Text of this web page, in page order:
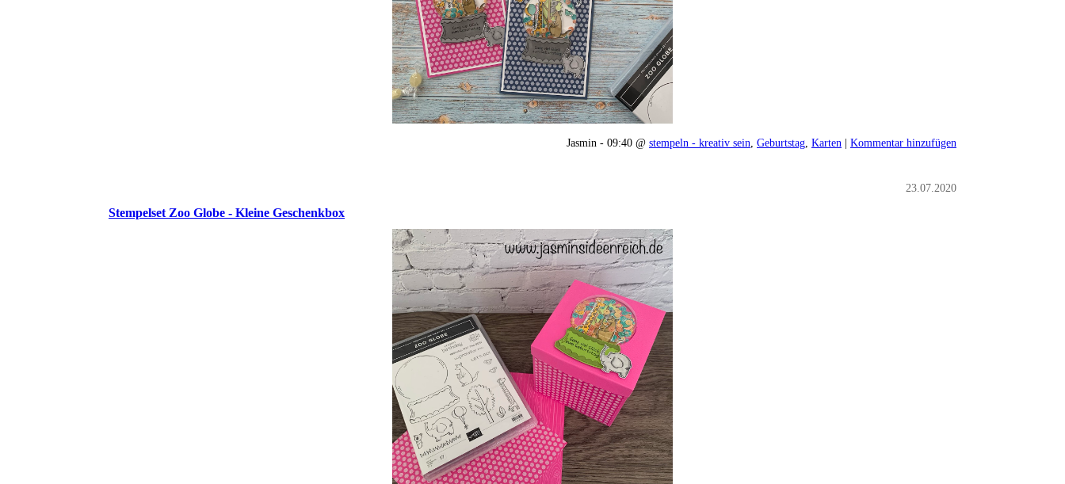
Jasmin - 09:40 @ stempeln - kreativ sein Geburtstag Karten | Kommentar hinzufügen
23.07.2020
Stempelset Zoo Globe - Kleine Geschenkbox